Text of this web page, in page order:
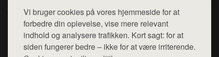
Vi bruger cookies på vores hjemmeside for at
forbedre din oplevelse, vise mere relevant
indhold og analysere trafikken. Kort sagt: for at
siden fungerer bedre – ikke for at være irriterende.
Top Rabatter
Kontakt
Mail: hej@want.dk
Cookie- og privatlivspolitik